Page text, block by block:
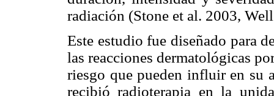
radiación (Stone et al. 2003,
Este estudio fue diseñado para
las reacciones dermatológicas
riesgo que pueden influir en su
recibió radioterapia en la